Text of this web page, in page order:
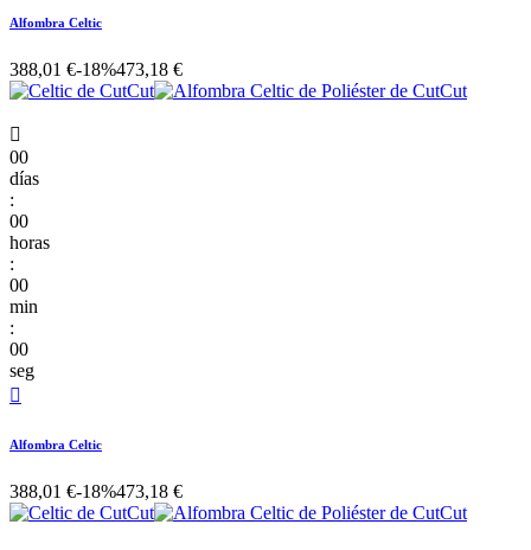
Alfombra Celtic
388,01 €-18%473,18 €

00
días
:
00
horas
:
00
min
:
00
seg

Alfombra Celtic
388,01 €-18%473,18 €